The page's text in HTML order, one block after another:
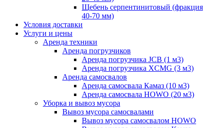
Щебень серпентинитовый (фракция
40-70 мм)
Условия доставки
Услуги и цены
Аренда техники
Аренда погрузчиков
Аренда погрузчика JCB (1 м3)
Аренда погрузчика XCMG (3 м3)
Аренда самосвалов
Аренда самосвала Камаз (10 м3)
Аренда самосвала HOWO (20 м3)
Уборка и вывоз мусора
Вывоз мусора самосвалами
Вывоз мусора самосвалом HOWO